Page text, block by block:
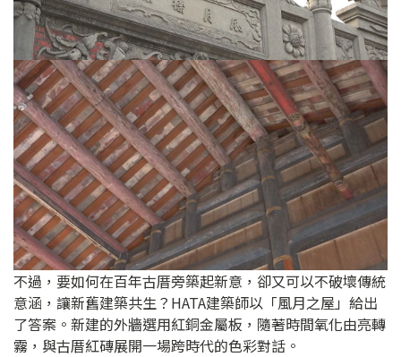
不過，要如何在百年古厝旁築起新意，卻又可以不破壞傳統
意涵，讓新舊建築共生？HATA建築師以「風月之屋」給出
了答案。新建的外牆選用紅銅金屬板，隨著時間氧化由亮轉
霧，與古厝紅磚展開一場跨時代的色彩對話。